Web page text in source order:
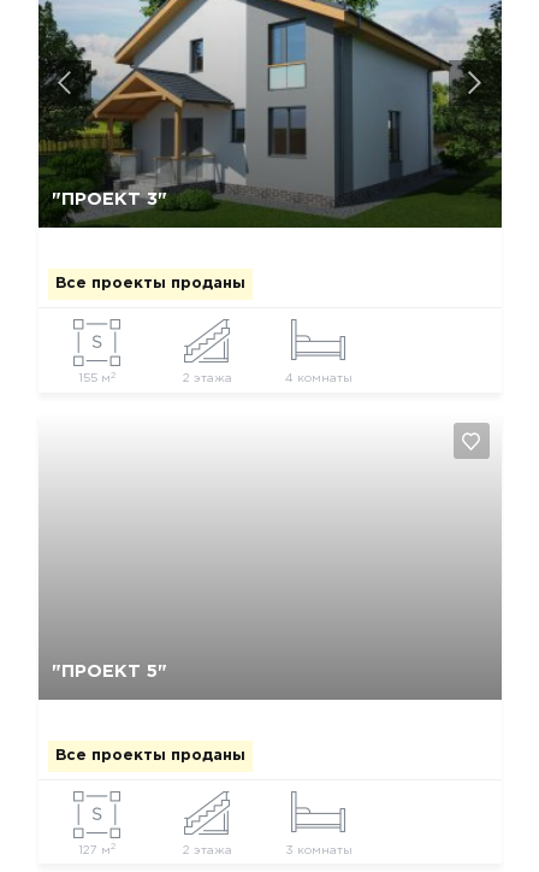
"ПРОЕКТ 3"
Все проекты проданы
155 м 2 2 этажа 4 комнаты
Да, удалить
"ПРОЕКТ 5"
Все проекты проданы
127 м2 2 этажа 3 комнаты